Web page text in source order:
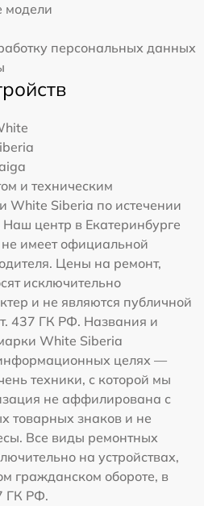
модели
персональных данных
и техническим
White Siberia по истечении
центр в Екатеринбурге
имеет официальной
Цены на ремонт,
исключительно
и не являются публичной
437 ГК РФ. Названия и
White Siberia
целях —
техники, с которой мы
не аффилирована с
товарных знаков и не
Все виды ремонтных
на устройствах,
гражданском обороте, в
ГК РФ.